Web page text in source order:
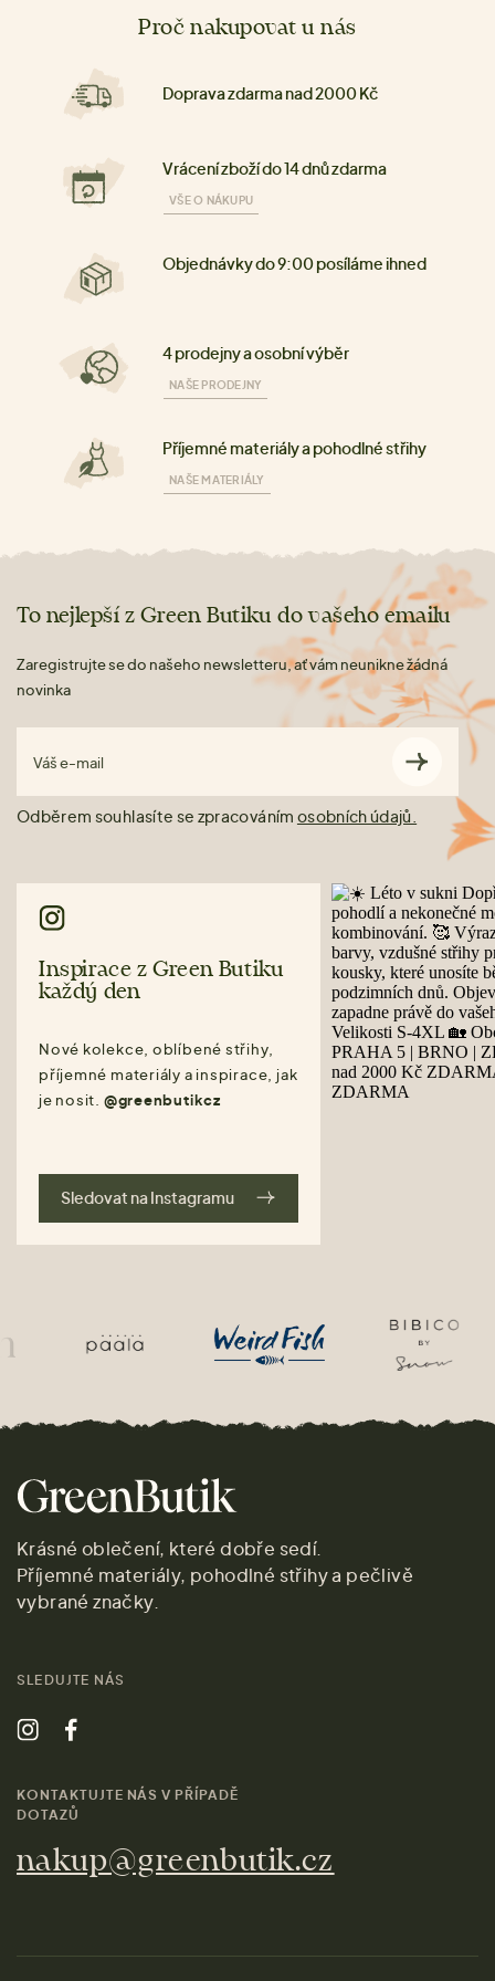
Proč nakupovat u nás
Doprava zdarma nad 2000 Kč
Vrácení zboží do 14 dnů zdarma
VŠE O NÁKUPU
Objednávky do 9:00 posíláme ihned
4 prodejny a osobní výběr
NAŠE PRODEJNY
Příjemné materiály a pohodlné střihy
NAŠE MATERIÁLY
To nejlepší z Green Butiku do vašeho emailu
Zaregistrujte se do našeho newsletteru, ať vám neunikne žádná
novinka
Váš e-mail
Odběrem souhlasíte se zpracováním osobních údajů.
Inspirace z Green Butiku
každý den
Nové kolekce, oblíbené střihy,
příjemné materiály a inspirace, jak
je nosit. @greenbutikcz
Sledovat na Instagramu
Krásné oblečení, které dobře sedí.
Příjemné materiály, pohodlné střihy a pečlivě
vybrané značky.
SLEDUJTE NÁS
KONTAKTUJTE NÁS V PŘÍPADĚ
DOTAZŮ
nakup@greenbutik.cz